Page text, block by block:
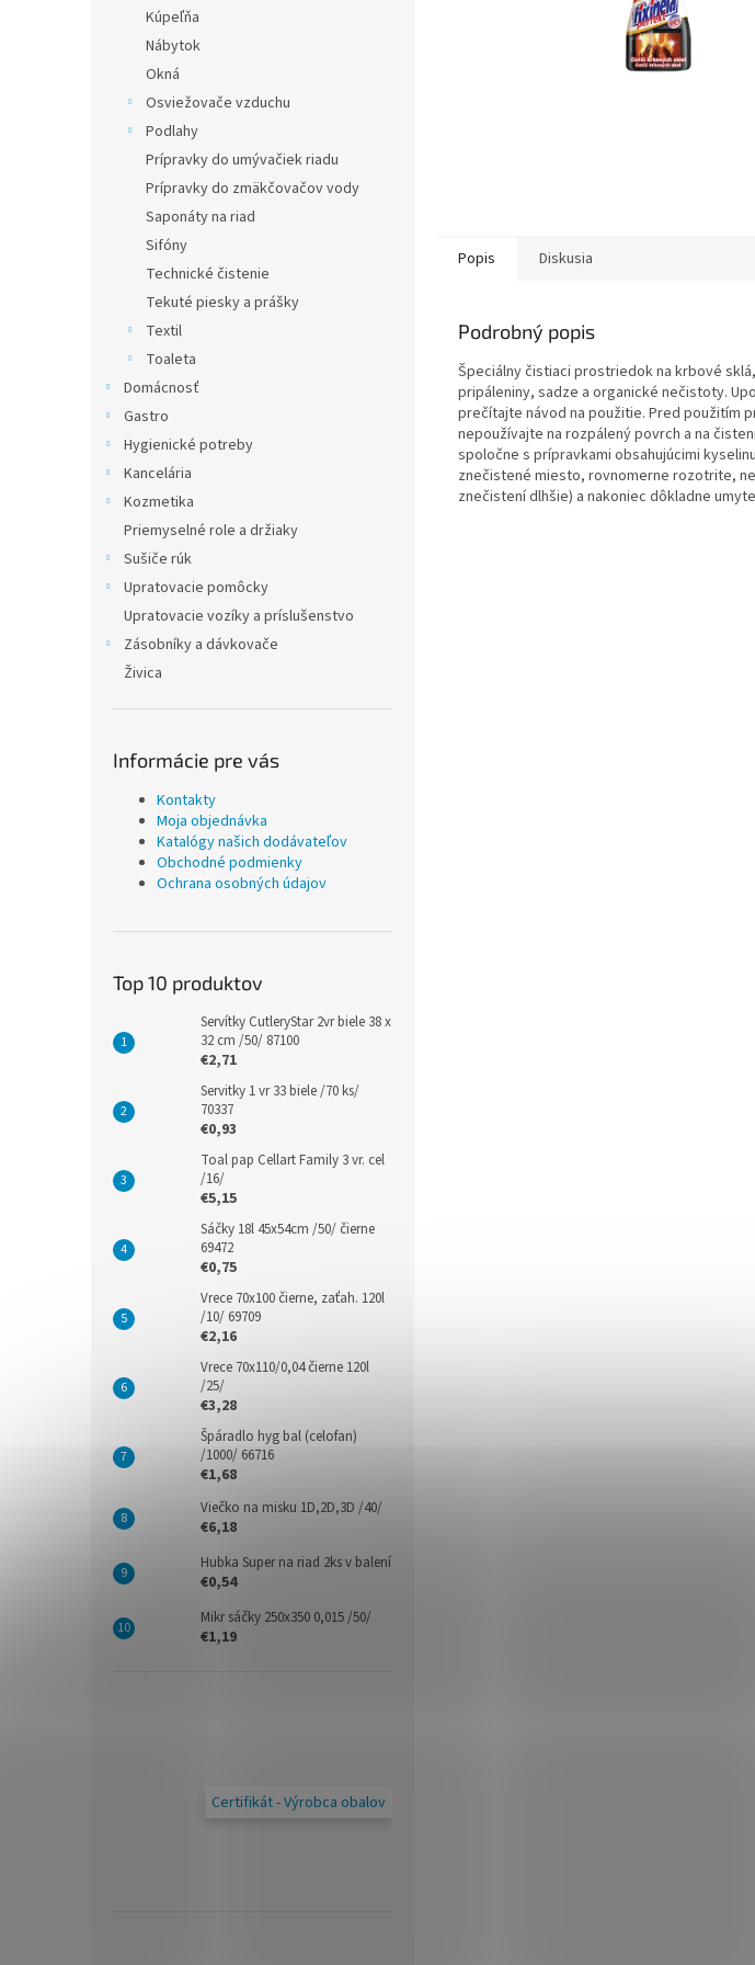
Kúpeľňa
Nábytok
Okná
Osviežovače vzduchu
Podlahy
Prípravky do umývačiek riadu
Prípravky do zmäkčovačov vody
Saponáty na riad
Sifóny
Technické čistenie
Tekuté piesky a prášky
Textil
Toaleta
Domácnosť
Gastro
Hygienické potreby
Kancelária
Kozmetika
Priemyselné role a držiaky
Sušiče rúk
Upratovacie pomôcky
Upratovacie vozíky a príslušenstvo
Zásobníky a dávkovače
Živica
Informácie pre vás
Kontakty
Moja objednávka
Katalógy našich dodávateľov
Obchodné podmienky
Ochrana osobných údajov
Top 10 produktov
Servítky CutleryStar 2vr biele 38 x
32 cm /50/ 87100
€2,71
Servitky 1 vr 33 biele /70 ks/
70337
€0,93
Toal pap Cellart Family 3 vr. cel
/16/
€5,15
Sáčky 18l 45x54cm /50/ čierne
69472
€0,75
Vrece 70x100 čierne, zaťah. 120l
/10/ 69709
€2,16
Vrece 70x110/0,04 čierne 120l
/25/
€3,28
Špáradlo hyg bal (celofan)
/1000/ 66716
€1,68
Viečko na misku 1D,2D,3D /40/
€6,18
Hubka Super na riad 2ks v balení
€0,54
Mikr sáčky 250x350 0,015 /50/
€1,19
Certifikát - Výrobca obalov
Popis Diskusia
Podrobný popis
Špeciálny čistiaci prostriedok na krbové
pripáleniny, sadze a organické nečistoty.
prečítajte návod na použitie. Pred použitím
nepoužívajte na rozpálený povrch a na
spoločne s prípravkami obsahujúcimi
znečistené miesto, rovnomerne rozotrite,
znečistení dlhšie) a nakoniec dôkladne